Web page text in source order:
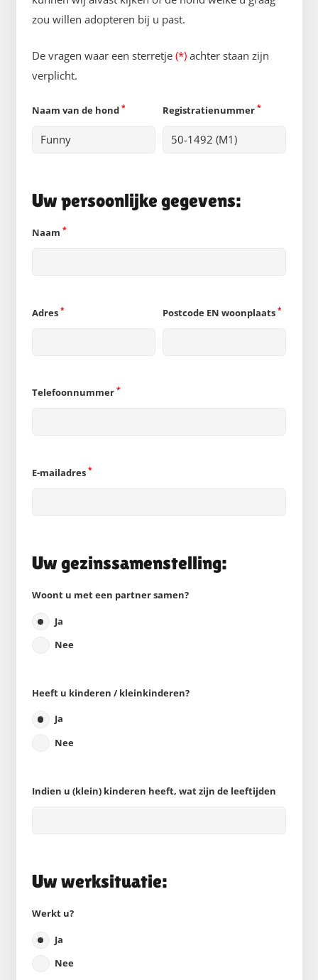
zou willen adopteren bij u past.
De vragen waar een sterretje (*) achter staan zijn
verplicht.
Naam van de hond * Registratienummer *
Uw persoonlijke gegevens:
Naam *
Adres * Postcode EN woonplaats *
Telefoonnummer *
E-mailadres *
Uw gezinssamenstelling:
Woont u met een partner samen?
Ja
Nee
Heeft u kinderen / kleinkinderen?
Ja
Nee
Indien u (klein) kinderen heeft, wat zijn de leeftijden
Uw werksituatie:
Werkt u?
Ja
Nee